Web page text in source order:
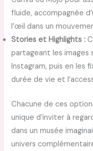
fluide, accompagnée
l’œil dans un
Stories et Highlights :
partageant les images
Instagram, puis en les
durée de vie et
Chacune de ces
unique d’inviter à
dans un musée
univers